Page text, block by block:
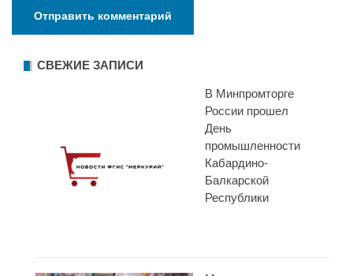
СВЕЖИЕ ЗАПИСИ
В Минпромторге
России прошел
День
промышленности
Кабардино-
Балкарской
Республики